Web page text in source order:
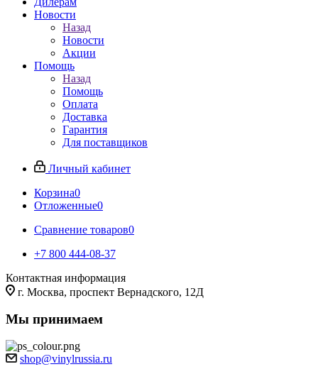
Новости
Назад
Новости
Акции
Помощь
Назад
Помощь
Оплата
Доставка
Гарантия
Для поставщиков
Личный кабинет
Корзина0
Отложенные0
Сравнение товаров0
+7 800 444-08-37
Контактная информация
г. Москва, проспект Вернадского, 12Д
Мы принимаем
shop@vinylrussia.ru